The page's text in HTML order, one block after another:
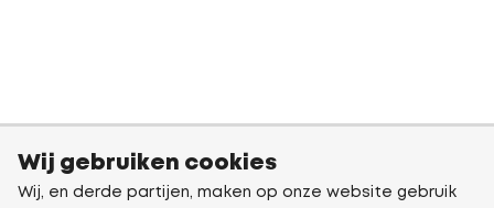
Wij gebruiken cookies
Wij, en derde partijen, maken op onze website gebruik